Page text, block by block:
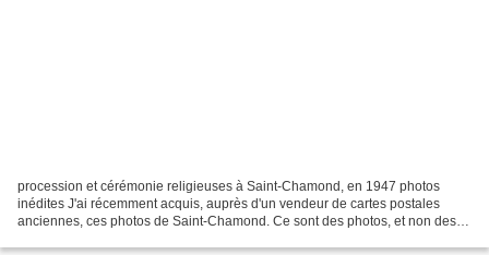
procession et cérémonie religieuses à Saint-Chamond, en 1947 photos
inédites J'ai récemment acquis, auprès d'un vendeur de cartes postales
anciennes, ces photos de Saint-Chamond. Ce sont des photos, et non des